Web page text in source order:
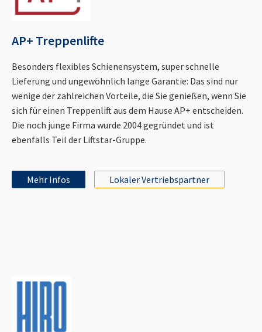
AP+ Treppenlifte
Besonders flexibles Schienensystem, super schnelle
Lieferung und ungewöhnlich lange Garantie: Das sind nur
wenige der zahlreichen Vorteile, die Sie genießen, wenn Sie
sich für einen Treppenlift aus dem Hause AP+ entscheiden.
Die noch junge Firma wurde 2004 gegründet und ist
ebenfalls Teil der Liftstar-Gruppe.
Mehr Infos Lokaler Vertriebspartner